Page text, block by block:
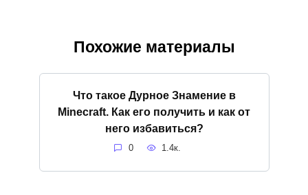
Похожие материалы
Что такое Дурное Знамение в
Minecraft. Как его получить и как от
него избавиться?
0 1.4к.